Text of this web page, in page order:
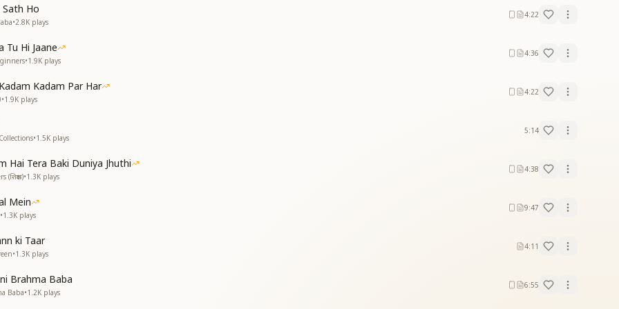
अमृत घोल
अनमोल
कर अनमोल
अनमोल
कर अनमोल
अनमोल
कर अनमोल
कर अनमोल
कर अनमोल
Ho
•2.8K plays
4:22
Tu Hi Jaane
•1.9K plays
4:36
Kadam Par Har
•1.9K plays
4:22
•1.5K plays
5:14
Hai Tera Baki Duniya Jhuthi
(शिक्षक)•1.3K plays
4:38
Mein
•1.3K plays
9:47
ki Taar
•1.3K plays
4:11
Brahma Baba
Baba•1.2K plays
6:55